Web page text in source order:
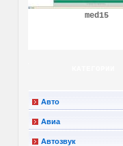
med15
Авто
Авиа
Автозвук